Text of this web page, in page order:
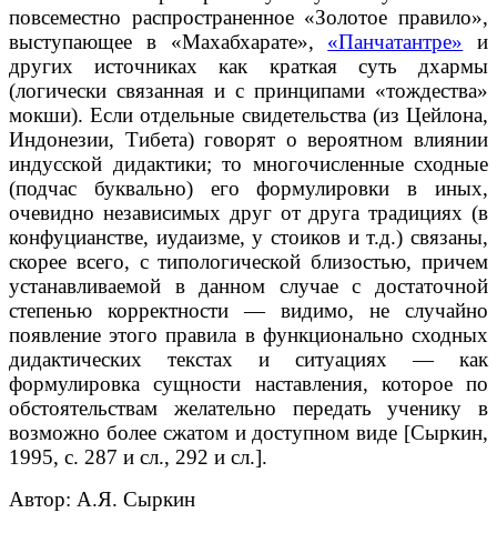
повсеместно распространенное «Золотое правило»,
выступающее в «Махабхарате», «Панчатантре» и
других источниках как краткая суть дхармы
(логически связанная и с принципами «тождества»
мокши). Если отдельные свидетельства (из Цейлона,
Индонезии, Тибета) говорят о вероятном влиянии
индусской дидактики; то многочисленные сходные
(подчас буквально) его формулировки в иных,
очевидно независимых друг от друга традициях (в
конфуцианстве, иудаизме, у стоиков и т.д.) связаны,
скорее всего, с типологической близостью, причем
устанавливаемой в данном случае с достаточной
степенью корректности — видимо, не случайно
появление этого правила в функционально сходных
дидактических текстах и ситуациях — как
формулировка сущности наставления, которое по
обстоятельствам желательно передать ученику в
возможно более сжатом и доступном виде [Сыркин,
1995, с. 287 и сл., 292 и сл.].
Автор: А.Я. Сыркин